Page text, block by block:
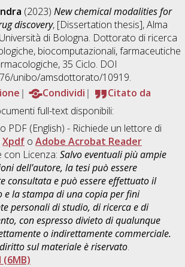
(2023) New chemical modalities for
discovery, [Dissertation thesis], Alma
di Bologna. Dottorato di ricerca
biocomputazionali, farmaceutiche
, 35 Ciclo. DOI
unibo/amsdottorato/10919.
Condividi
Citato da
full-text disponibili:
PDF(English) - Richiede un lettore di
Xpdfo Adobe Acrobat Reader
con Licenza: Salvo eventuali più ampie
dell'autore, la tesi può essere
consultata e può essere effettuato il
e la stampa di una copia per fini
personali di studio, di ricerca e di
con espresso divieto di qualunque
o indirettamente commerciale.
sul materiale è riservato.
(6MB)